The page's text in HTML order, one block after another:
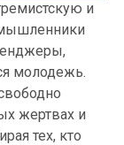
и
молодежь.
жертвах и
тех, кто